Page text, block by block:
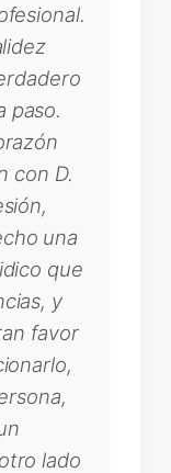
paso.
con D.
una
que
y
favor
lado